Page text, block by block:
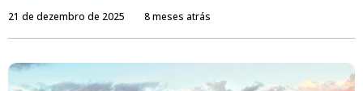
21 de dezembro de 2025 8 meses atrás